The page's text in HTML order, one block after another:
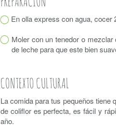
En olla express con agua, cocer
Moler con un tenedor o
de leche para que este bien
CONTEXTO CULTURAL
La comida para tus pequeños tiene
de coliflor es perfecta, es fácil y
año.